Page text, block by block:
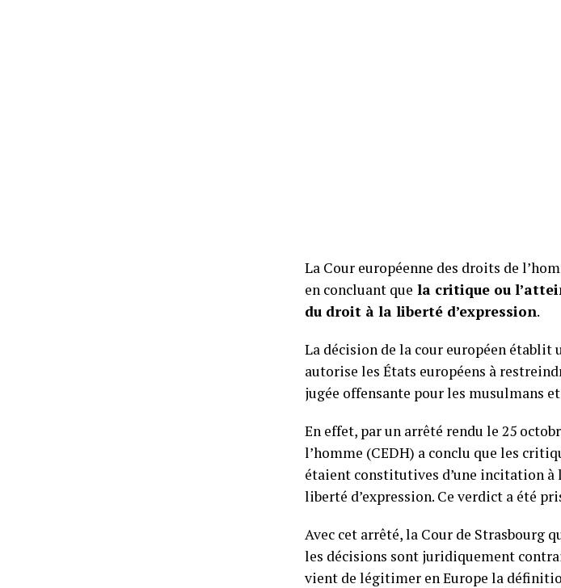
La Cour européenne des droits de
en concluant que la critique ou
du droit à la liberté d’expression.
La décision de la cour européen établit
autorise les États européens à
jugée offensante pour les musulmans
En effet, par un arrêté rendu le 25
l’homme (CEDH) a conclu que les
étaient constitutives d’une incitation à
liberté d’expression. Ce verdict a été
Avec cet arrêté, la Cour de Strasbourg
les décisions sont juridiquement
vient de légitimer en Europe la